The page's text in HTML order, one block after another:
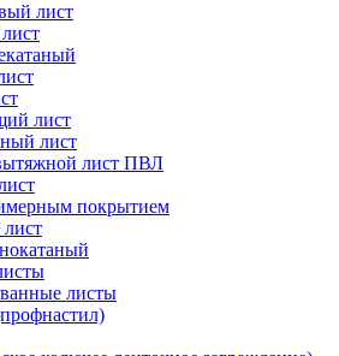
лист
лист
лист
лист ПВЛ
покрытием
листы